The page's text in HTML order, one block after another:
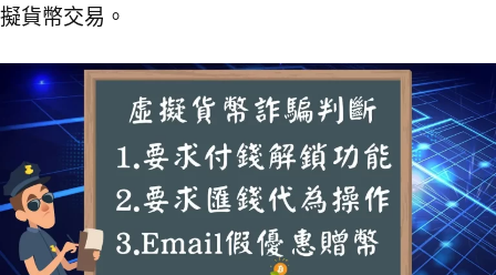
擬貨幣交易。